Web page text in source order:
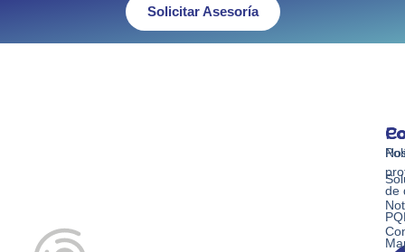
Solicitar Asesoría
de